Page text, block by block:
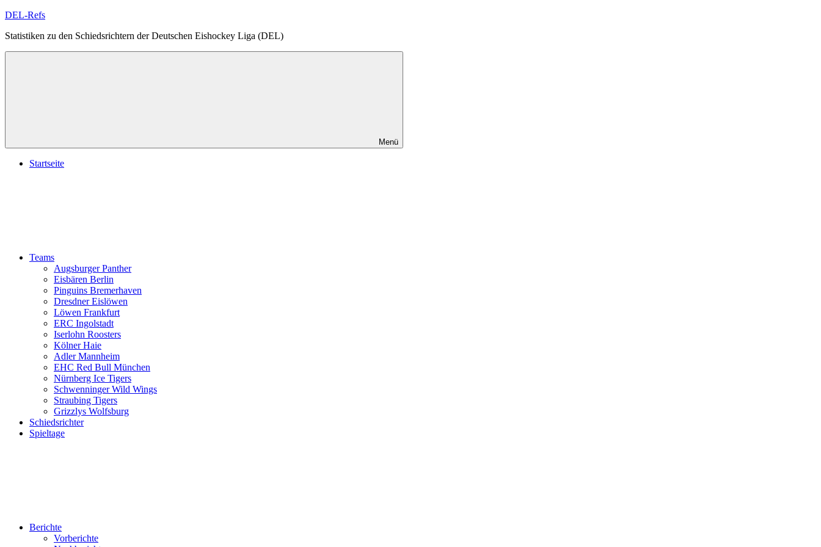
Zum
springen
DEL-Refs
Statistiken zu den Schiedsrichtern der Deutschen Eishockey Liga (DEL)
Menü
Startseite
Teams
Augsburger Panther
Eisbären Berlin
Pinguins Bremerhaven
Dresdner Eislöwen
Löwen Frankfurt
ERC Ingolstadt
Iserlohn Roosters
Kölner Haie
Adler Mannheim
EHC Red Bull München
Nürnberg Ice Tigers
Schwenninger Wild Wings
Straubing Tigers
Grizzlys Wolfsburg
Schiedsrichter
Spieltage
Berichte
Vorberichte